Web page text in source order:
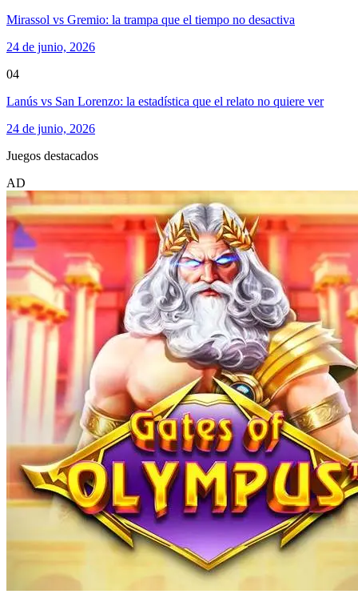
Mirassol vs Gremio: la trampa que el tiempo no desactiva
24 de junio, 2026
04
Lanús vs San Lorenzo: la estadística que el relato no quiere ver
24 de junio, 2026
Juegos destacados
AD